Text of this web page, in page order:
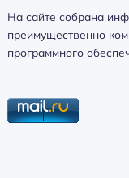
На сайте собрана
преимущественно
программного
т
и
: